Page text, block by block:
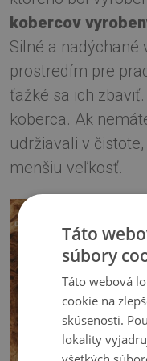
kobercov
Silné a nadýchané
prostredím pre
ťažké sa ich
koberca. Ak
udržiavali v
menšiu veľkosť.
Táto
súbory
Táto webová
cookie na
skúsenosti.
lokality